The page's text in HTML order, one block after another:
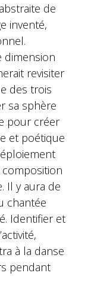
de
inventé,
dimension
revisiter
des trois
sa sphère
pour créer
et poétique
Il y aura de
chantée
Identifier et
à la danse
pendant